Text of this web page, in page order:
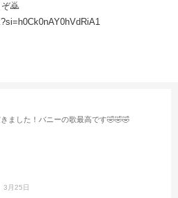
🙇
ました！バニーの歌最高です🤣🤣🤣
3月25日